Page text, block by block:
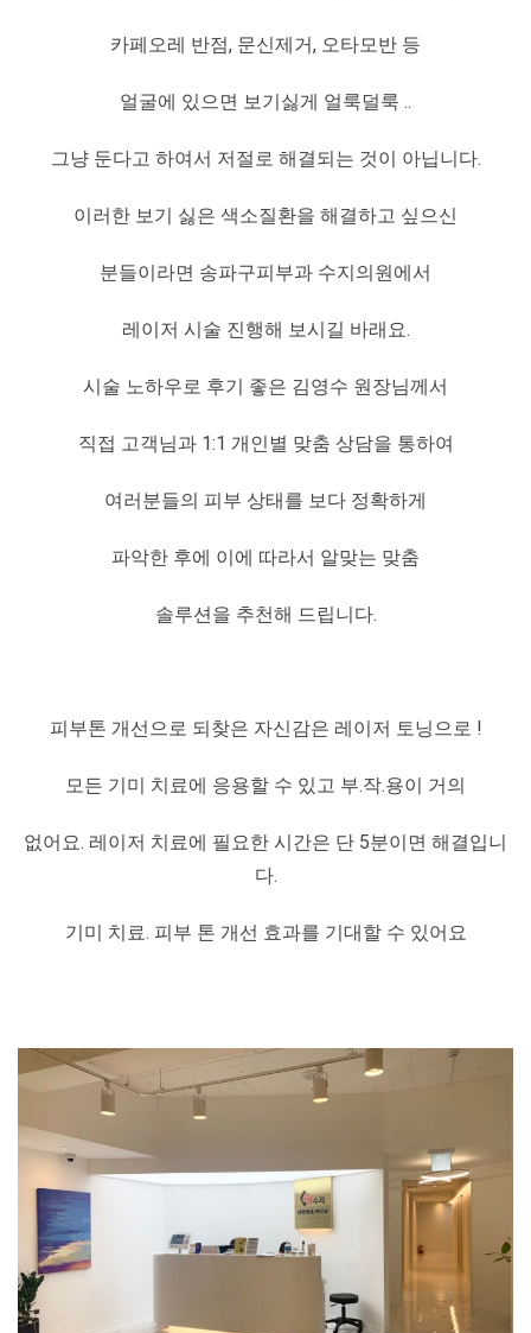
카페오레 반점, 문신제거, 오타모반 등
얼굴에 있으면 보기싫게 얼룩덜룩 ..
그냥 둔다고 하여서 저절로 해결되는 것이 아닙니다.
이러한 보기 싫은 색소질환을 해결하고 싶으신
분들이라면 송파구피부과 수지의원에서
레이저 시술 진행해 보시길 바래요.
시술 노하우로 후기 좋은 김영수 원장님께서
직접 고객님과 1:1 개인별 맞춤 상담을 통하여
여러분들의 피부 상태를 보다 정확하게
파악한 후에 이에 따라서 알맞는 맞춤
솔루션을 추천해 드립니다.
피부톤 개선으로 되찾은 자신감은 레이저 토닝으로 !
모든 기미 치료에 응용할 수 있고 부.작.용이 거의
없어요. 레이저 치료에 필요한 시간은 단 5분이면 해결입니
다.
기미 치료. 피부 톤 개선 효과를 기대할 수 있어요